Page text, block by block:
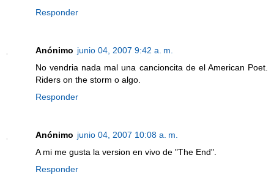
Responder
Anónimo junio 04, 2007 9:42 a. m.
No vendria nada mal una cancioncita de el American Poet.
Riders on the storm o algo.
Responder
Anónimo junio 04, 2007 10:08 a. m.
A mi me gusta la version en vivo de "The End".
Responder